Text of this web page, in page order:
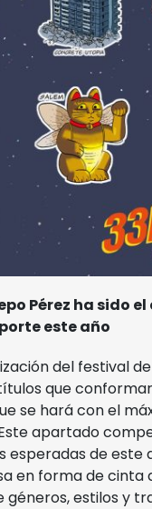
Pérez ha sido
este año
del festival
que
se hará con el
apartado
de este
en forma de cinta
estilos y